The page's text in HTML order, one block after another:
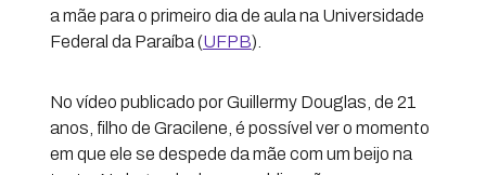
a mãe para o primeiro dia de aula na Universidade
Federal da Paraíba (UFPB).
No vídeo publicado por Guillermy Douglas, de 21
anos, filho de Gracilene, é possível ver o momento
em que ele se despede da mãe com um beijo na